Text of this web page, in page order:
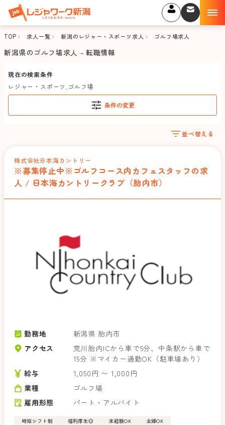
TOP 求人一覧 新潟のレジャー・スポーツ求人 ゴルフ場求人
新潟県のゴルフ場求人 - 転職情報
現在の検索条件
レジャー・スポーツ ゴルフ場
条件の変更
並べ替える
株式会社日本海カントリー
※募集停止中※ゴルフコース内カフェスタッフの求
人 / 日本海カントリークラブ（胎内市）
勤務地
新潟県 胎内市
アクセス
荒川胎内ICから車で5分、中条駅から車で
15分 ※マイカー通勤OK（駐車場あり）
給与
1,050円 〜 1,000円
業種
ゴルフ場
雇用形態
パート・アルバイト
時短シフト制 福利厚生◎ 未経験OK 主婦OK